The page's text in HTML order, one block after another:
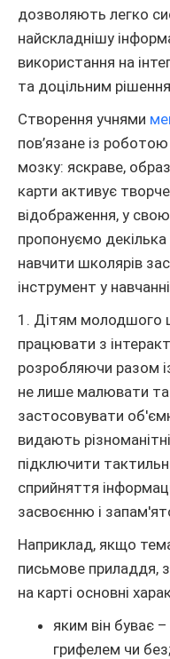
дозволяють легко
найскладнішу
використання на
та доцільним
Створення учнями
пов’язане із
мозку: яскраве,
карти активує
відображення, у
пропонуємо
навчити школярів
інструмент у
1. Дітям молодшого
працювати з
розробляючи разом
не лише малювати
застосовувати
видають
підключити
сприйняття
засвоєнню і
Наприклад, якщо
письмове приладдя,
на карті основні
яким він буває
грифелем чи без;